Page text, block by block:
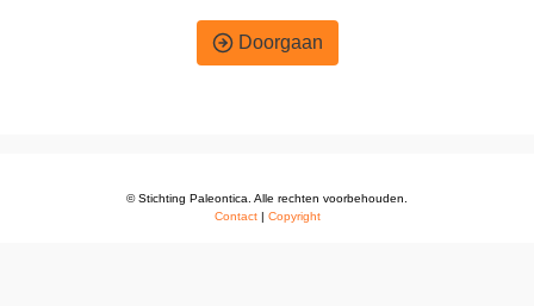
Doorgaan
© Stichting Paleontica. Alle rechten voorbehouden.
Contact| Copyright